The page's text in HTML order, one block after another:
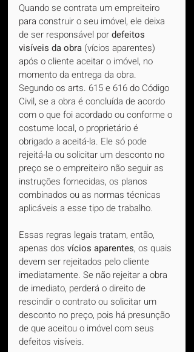
Quando se contrata um empreiteiro
para construir o seu imóvel, ele deixa
de ser responsável por defeitos
visíveis da obra (vícios aparentes)
após o cliente aceitar o imóvel, no
momento da entrega da obra.
Segundo os arts. 615 e 616 do Código
Civil, se a obra é concluída de acordo
com o que foi acordado ou conforme o
costume local, o proprietário é
obrigado a aceitá-la. Ele só pode
rejeitá-la ou solicitar um desconto no
preço se o empreiteiro não seguir as
instruções fornecidas, os planos
combinados ou as normas técnicas
aplicáveis a esse tipo de trabalho.
Essas regras legais tratam, então,
apenas dos vícios aparentes, os quais
devem ser rejeitados pelo cliente
imediatamente. Se não rejeitar a obra
de imediato, perderá o direito de
rescindir o contrato ou solicitar um
desconto no preço, pois há presunção
de que aceitou o imóvel com seus
defeitos visíveis.